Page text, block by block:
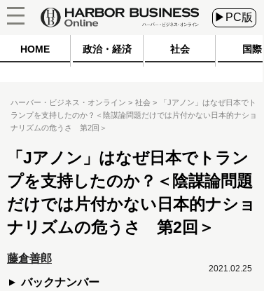
▶PC版
HOME 政治・経済 社会 国際
ハーバー・ビジネス・オンライン 社会
「Jアノン」はなぜ日本でト
ランプを支持したのか？＜陰謀論問題だけでは片付かない日本的ナショ
ナリズムの危うさ 第2回＞
「Jアノン」はなぜ日本でトラン
プを支持したのか？＜陰謀論問題
だけでは片付かない日本的ナショ
ナリズムの危うさ 第2回＞
藤倉善郎
バックナンバー
2021.02.25